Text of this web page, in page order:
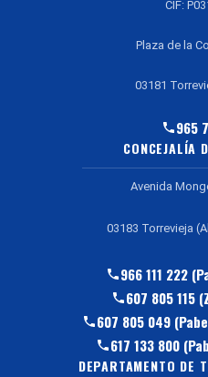
CIF:
Plaza de la
03181
965
CONCEJALÍA
Avenida
03183 Torrevieja
966 111 222
607 805 115
607 805 049
617 133 800
DEPARTAMENTO DE